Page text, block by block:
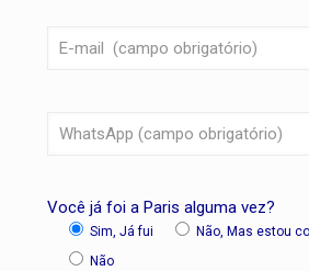
Você já foi a Paris alguma vez?
Sim, Já fui
Não, Mas estou
Não